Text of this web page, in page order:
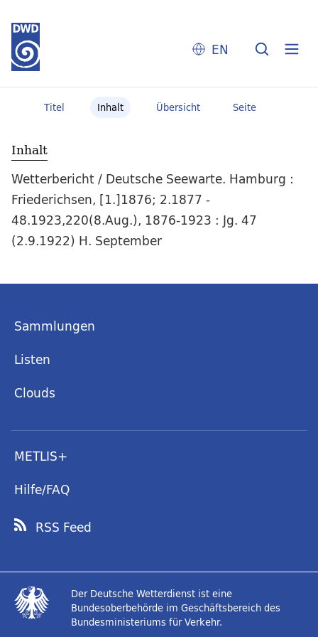
EN
Titel Inhalt Übersicht Seite
Inhalt
Wetterbericht / Deutsche Seewarte. Hamburg :
Friederichsen, [1.]1876; 2.1877 -
48.1923,220(8.Aug.), 1876-1923 : Jg. 47
(2.9.1922) H. September
Sammlungen
Listen
Clouds
METLIS+
Hilfe/FAQ
RSS Feed
Der Deutsche Wetterdienst ist eine
Bundesoberbehörde im Geschäftsbereich des
Bundesministeriums für Verkehr.